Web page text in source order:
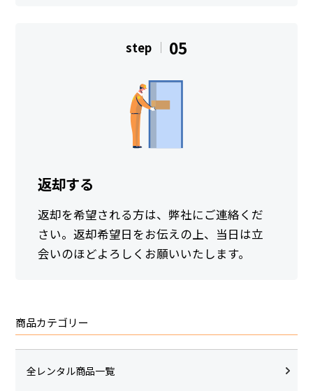
step 05
返却する
返却を希望される方は、弊社にご連絡くだ
さい。返却希望日をお伝えの上、当日は立
会いのほどよろしくお願いいたします。
商品カテゴリー
全レンタル商品一覧